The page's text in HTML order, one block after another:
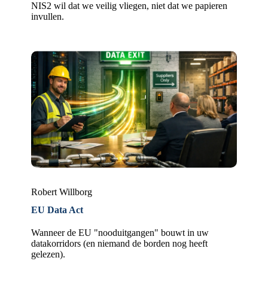
NIS2 wil dat we veilig vliegen, niet dat we papieren
invullen.
Robert Willborg
EU Data Act
Wanneer de EU "nooduitgangen" bouwt in uw
datakorridors (en niemand de borden nog heeft
gelezen).